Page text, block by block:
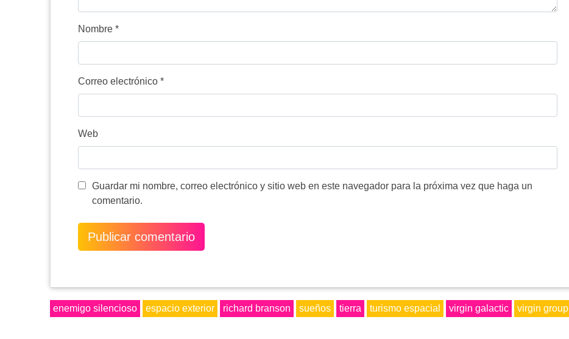
Nombre *
Correo electrónico *
Web
Guardar mi nombre, correo electrónico y sitio web en este navegador para la próxima vez que haga un
comentario.
enemigo silencioso espacio exterior richard branson sueños tierra turismo espacial virgin galactic virgin group